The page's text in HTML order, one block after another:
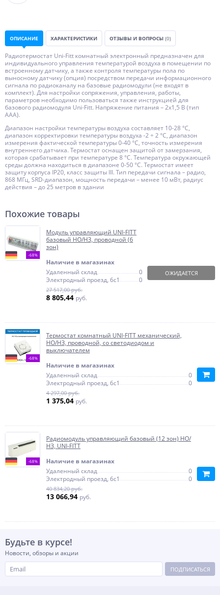
ОПИСАНИЕ ХАРАКТЕРИСТИКИ ОТЗЫВЫ И ВОПРОСЫ (0)
Радиотермостат Uni-Fitt комнатный электронный предназначен для
индивидуального управления температурой воздуха в помещении по
встроенному датчику, а также контроля температуры пола по
выносному датчику (опция) посредством передачи информационного
сигнала по радиоканалу на базовые радиомодули (не входят в
комплект). Для настройки сопряжения, управления, работы,
параметров необходимо пользоваться также инструкцией для
базового радиомодуля Uni-Fitt. Напряжение питания – 2х1,5 В (тип
ААА).
Диапазон настройки температуры воздуха составляет 10-28 °С,
диапазон корректировки температуры воздуха -2 ÷ 2 °С, диапазон
измерения фактической температуры 0-40 °С, точность измерения
внутреннего датчика. Термостат оснащен защитой от замерзания,
которая срабатывает при температуре 8 °С. Температура окружающей
среды должна находиться в диапазоне 0-50 °С. Термостат имеет
защиту корпуса IP20, класс защиты III. Тип передачи сигнала – радио,
868 МГц, SRD-диапазон, мощность передачи – менее 10 мВт, радиус
действия – до 25 метров в здании
Похожие товары
-68%
Модуль управляющий UNI-FITT
базовый НО/НЗ, проводной (6
зон)
Наличие в магазинах
Удаленный склад
0
Электродный проезд, 6с1
0
27 517,00 руб.
8 805,44 руб.
ОЖИДАЕТСЯ
-68%
Термостат комнатный UNI-FITT механический,
НО/НЗ, проводной, со светодиодом и
выключателем
Наличие в магазинах
Удаленный склад
0
Электродный проезд, 6с1
0
4 297,00 руб.
1 375,04 руб.
-68%
Радиомодуль управляющий базовый (12 зон) НО/
НЗ, UNI-FITT
Наличие в магазинах
Удаленный склад
0
Электродный проезд, 6с1
0
40 834,20 руб.
13 066,94 руб.
Будьте в курсе!
Новости, обзоры и акции
ПОДПИСАТЬСЯ